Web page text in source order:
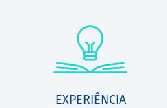
EXPERIÊNCIA